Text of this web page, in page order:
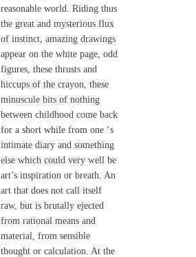
reasonable world. Riding thus
the great and mysterious flux
of instinct, amazing drawings
appear on the white page, odd
figures, these thrusts and
hiccups of the crayon, these
minuscule bits of nothing
between childhood come back
for a short while from one ‘s
intimate diary and something
else which could very well be
art’s inspiration or breath. An
art that does not call itself
raw, but is brutally ejected
from rational means and
material, from sensible
thought or calculation. At the